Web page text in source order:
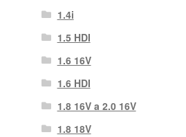
1.4i
1.5 HDI
1.6 16V
1.6 HDI
1.8 16V a 2.0 16V
1.8 18V